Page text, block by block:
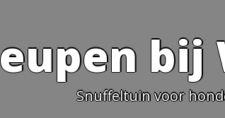
bij
Snuffeltuin voor